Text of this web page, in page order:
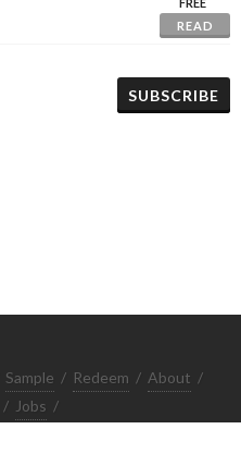
READ
SUBSCRIBE
Sample / Redeem / About /
/ Jobs /